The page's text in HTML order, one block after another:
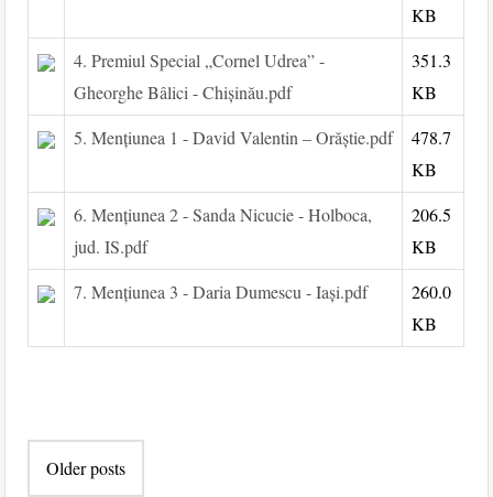
KB
4. Premiul Special „Cornel Udrea” -
Gheorghe Bâlici - Chișinău.pdf
351.3
KB
5. Mențiunea 1 - David Valentin – Orăștie.pdf
478.7
KB
6. Mențiunea 2 - Sanda Nicucie - Holboca,
jud. IS.pdf
206.5
KB
7. Mențiunea 3 - Daria Dumescu - Iași.pdf
260.0
KB
navigation
Older posts